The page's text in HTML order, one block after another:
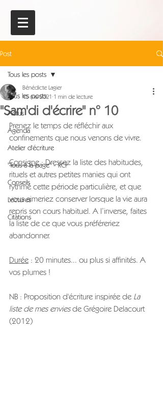
Post
Tous les posts
Actus
Agenda
Atelier d'écriture
"Tous à la page" - RCF
Conseils
Lectures
Citations
Tous les posts
"Sam'di d'écrire" n° 10
Bénédicte Lagier
15 mai 2021 1 min de lecture
Prenez le temps de réfléchir aux
confinements que nous venons de vivre.
Consigne : Dressez la liste des habitudes,
rituels et autres petites manies qui ont
rythmé cette période particulière, et que
vous aimeriez conserver lorsque la vie aura
repris son cours habituel. A l’inverse, faites
la liste de ce que vous préféreriez
abandonner.
Durée : 20 minutes... ou plus si affinités. A
vos plumes !
NB : Proposition d'écriture inspirée de La
liste de mes envies de Grégoire Delacourt
(2012)